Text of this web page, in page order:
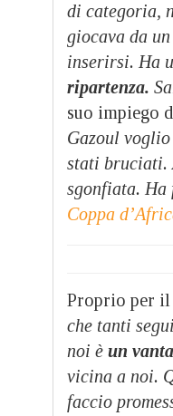
di categoria,
giocava da
inserirsi. Ha
ripartenza.
suo impiego
Gazoul
stati bruciati.
sgonfiata. Ha
Coppa
Proprio per il
che tanti
noi è un
vicina a noi.
faccio